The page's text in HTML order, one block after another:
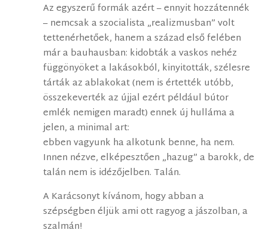
Az egyszerű formák azért – ennyit hozzátennék
– nemcsak a szocialista „realizmusban” volt
tettenérhetőek, hanem a század első felében
már a bauhausban: kidobták a vaskos nehéz
függönyöket a lakásokból, kinyitották, szélesre
tárták az ablakokat (nem is értették utóbb,
összekeverték az újjal ezért például bútor
emlék nemigen maradt) ennek új hulláma a
jelen, a minimal art:
ebben vagyunk ha alkotunk benne, ha nem.
Innen nézve, elképesztően „hazug” a barokk, de
talán nem is idézőjelben. Talán.
A Karácsonyt kívánom, hogy abban a
szépségben éljük ami ott ragyog a jászolban, a
szalmán!